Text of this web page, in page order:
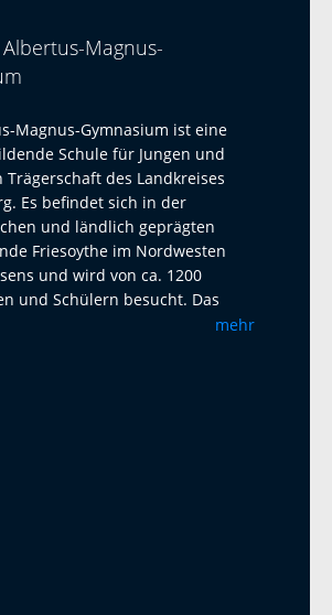
Magnus-
Magnus-Gymnasium ist eine
Schule für Jungen und
Trägerschaft des Landkreises
Es befindet sich in der
und ländlich geprägten
Friesoythe im Nordwesten
und wird von ca. 1200
und Schülern besucht. Das
Gymnasium ist eine offene
mehr